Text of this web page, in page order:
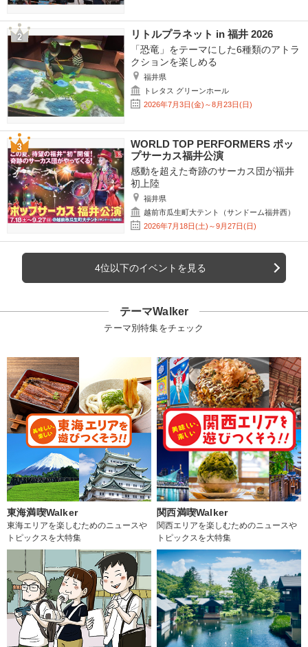
リトルプラネット in 福井 2026
「恐竜」をテーマにした6種類のアトラ
クションを楽しめる
福井県
トレタス グリーンホール
2026年7月3日(金)～8月23日(日)
WORLD TOP PERFORMERS ポッ
プサーカス福井公演
感動を超えた奇跡のサーカス団が福井
初上陸
福井県
越前市瓜生町大テント（サンドーム福井西）
2026年7月18日(土)～9月27日(日)
4位以下のイベントを見る
テーマWalker
テーマ別特集をチェック
東海満喫Walker
東海エリアを楽しむためのニュースや
トピックスを大特集
関西満喫Walker
関西エリアを楽しむためのニュースや
トピックスを大特集